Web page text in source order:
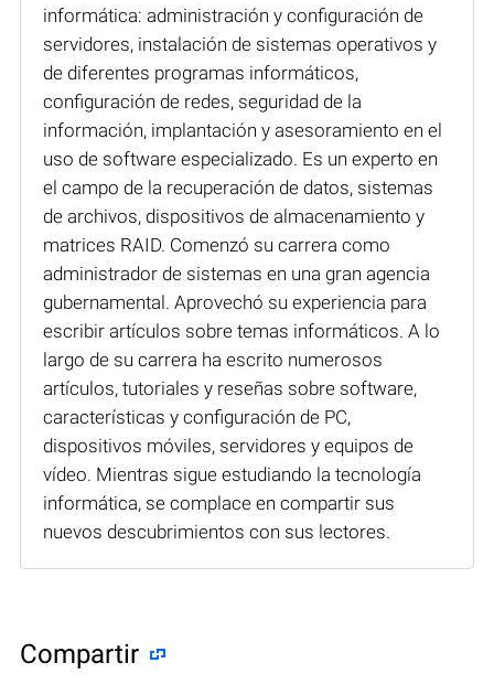
informática: administración y configuración de
servidores, instalación de sistemas operativos y
de diferentes programas informáticos,
configuración de redes, seguridad de la
información, implantación y asesoramiento en el
uso de software especializado. Es un experto en
el campo de la recuperación de datos, sistemas
de archivos, dispositivos de almacenamiento y
matrices RAID. Comenzó su carrera como
administrador de sistemas en una gran agencia
gubernamental. Aprovechó su experiencia para
escribir artículos sobre temas informáticos. A lo
largo de su carrera ha escrito numerosos
artículos, tutoriales y reseñas sobre software,
características y configuración de PC,
dispositivos móviles, servidores y equipos de
vídeo. Mientras sigue estudiando la tecnología
informática, se complace en compartir sus
nuevos descubrimientos con sus lectores.
Compartir